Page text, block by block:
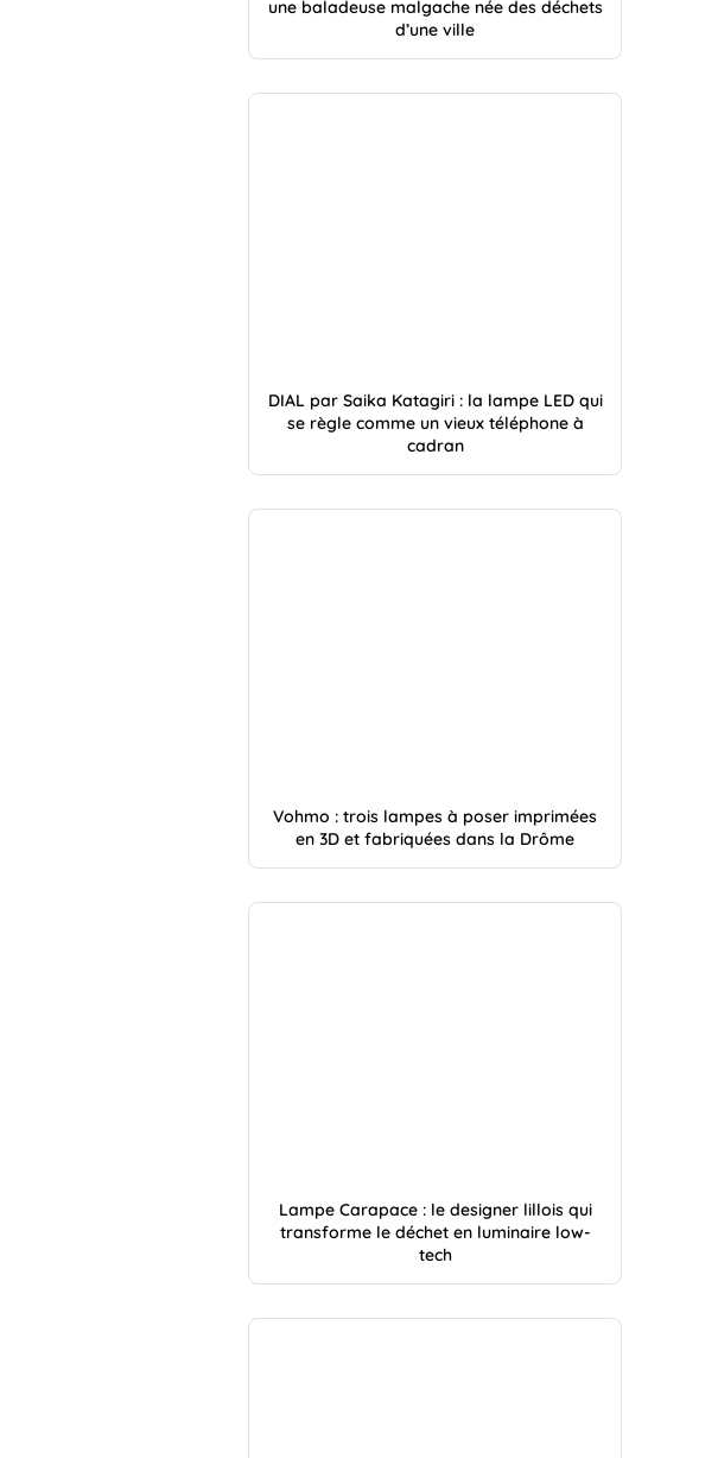
une baladeuse malgache née des déchets
d’une ville
DIAL par Saika Katagiri : la lampe LED qui
se règle comme un vieux téléphone à
cadran
Vohmo : trois lampes à poser imprimées
en 3D et fabriquées dans la Drôme
Lampe Carapace : le designer lillois qui
transforme le déchet en luminaire low-
tech